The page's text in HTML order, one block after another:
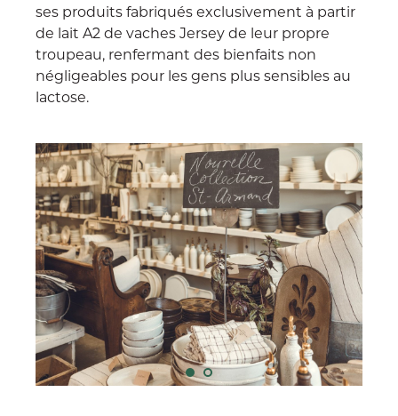
ses produits fabriqués exclusivement à partir
de lait A2 de vaches Jersey de leur propre
troupeau, renfermant des bienfaits non
négligeables pour les gens plus sensibles au
lactose.